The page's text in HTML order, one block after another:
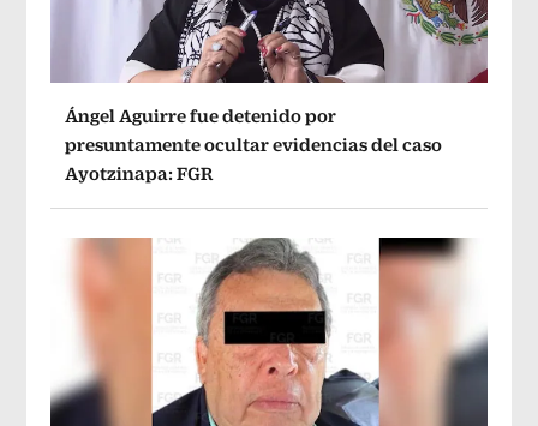
Ángel Aguirre fue detenido por
presuntamente ocultar evidencias del caso
Ayotzinapa: FGR